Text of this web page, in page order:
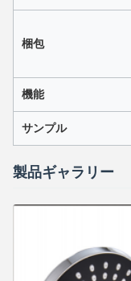
梱包
機能
サンプル
製品ギャラリー